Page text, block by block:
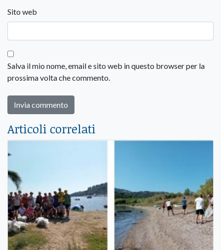
Sito web
Salva il mio nome, email e sito web in questo browser per la
prossima volta che commento.
Articoli correlati